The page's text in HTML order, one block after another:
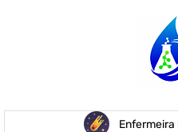
Enfermeira